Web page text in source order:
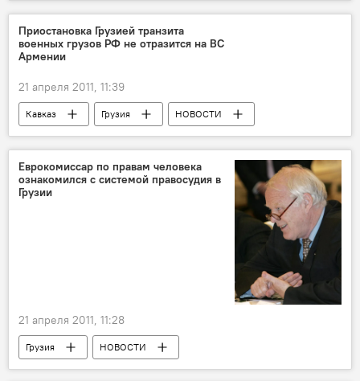
Приостановка Грузией транзита
военных грузов РФ не отразится на ВС
Армении
21 апреля 2011, 11:39
Кавказ Грузия НОВОСТИ
Еврокомиссар по правам человека
ознакомился с системой правосудия в
Грузии
21 апреля 2011, 11:28
Грузия НОВОСТИ